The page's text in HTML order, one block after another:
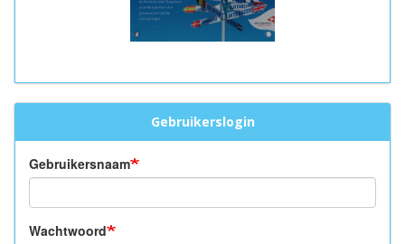
Gebruikerslogin
Gebruikersnaam
Wachtwoord